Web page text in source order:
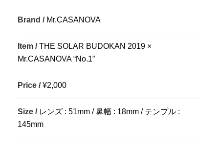
Brand / Mr.CASANOVA
Item /THE SOLAR BUDOKAN 2019 ×
Mr.CASANOVA “No.1”
Price /¥2,000
Size / レンズ : 51mm / 鼻幅 : 18mm / テンプル :
145mm